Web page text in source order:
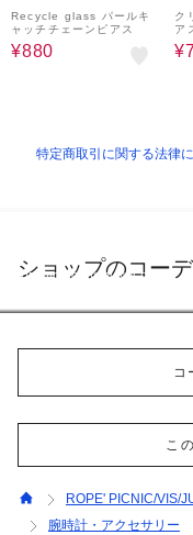
Recycle glass パールキ
ャッチチェーンピアス
¥880
ク
ア
特定商取引に関する法律
ショップのコー
ROPE' PICNIC/VIS/JUNRED
コ
こ
ROPE' PICNIC/VIS/
腕時計・アクセサリー